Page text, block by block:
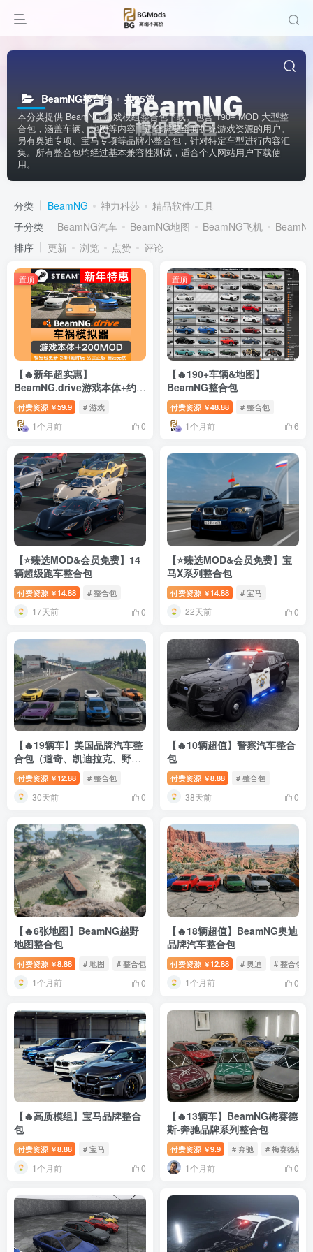
BeamNG整合包 共25篇
本分类提供 BeamNG 游戏模组整合包下载。包含 190+ MOD 大型整
合包，涵盖车辆、地图等内容，适合需要全面扩充游戏资源的用户。
另有奥迪专项、宝马专项等品牌小整合包，针对特定车型进行内容汇
集。所有整合包均经过基本兼容性测试，适合个人网站用户下载使
用。
分类 BeamNG 神力科莎
精品软件/工具
子分类
BeamNG汽车 BeamNG地图 BeamNG飞机
排序
更新 浏览 点赞 评论
置顶
【🔥新年超实惠】
BeamNG.drive游戏本体+约
200辆汽车整合包
付费资源 ￥59.9 # 游戏
1个月前 0
置顶
【🔥190+车辆&地图】
BeamNG整合包
付费资源 ￥48.88 # 整合包
1个月前 6
【⭐臻选MOD&会员免费】14
辆超级跑车整合包
付费资源 ￥ 14.88 # 整合包
17天前 0
【⭐臻选MOD&会员免费】宝
马X系列整合包
付费资源 ￥ 14.88 # 宝马
22天前 0
【🔥19辆车】美国品牌汽车整
合包（道奇、凯迪拉克、野
马、福特、科尔维特等）
付费资源 ￥ 12.88 # 整合包
30天前 0
【🔥10辆超值】警察汽车整合
包
付费资源 ￥8.88 # 整合包
38天前 0
【🔥6张地图】BeamNG越野
地图整合包
付费资源 ￥8.88 # 地图 # 整合包
1个月前 0
【🔥18辆超值】BeamNG奥迪
品牌汽车整合包
付费资源 ￥ 12.88 # 奥迪 # 整合包
1个月前 0
【🔥高质模组】宝马品牌整合
包
付费资源 ￥8.88 # 宝马
1个月前 0
【🔥13辆车】BeamNG梅赛德
斯-奔驰品牌系列整合包
付费资源 ￥9.9 # 奔驰 # 梅赛德斯
1个月前 0